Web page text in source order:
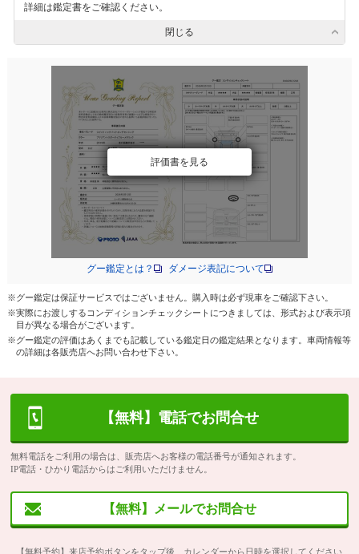
詳細は鑑定書をご確認ください。
閉じる
評価書を見る
グー鑑定とは？ ダメージ表記について
※グー鑑定は保証サービスではございません。購入時は必ず現車をご確認下さい。
※実際にお渡しするコンディションチェックシートにつきましては、形式および表示項
目が異なる場合がございます。
※グー鑑定の評価はあくまでも記載している鑑定日の鑑定結果となります。車両情報等
の詳細は各販売店へお問い合わせ下さい。
【無料】電話でお問合せ
無料電話をご利用の場合は、販売店へお客様の電話番号が通知されます。
IP電話・ひかり電話からはご利用いただけません。
【無料】メールでお問合せ
【無料予約】来店予約ボタンをタップ後、カレンダーから日時を選択してください